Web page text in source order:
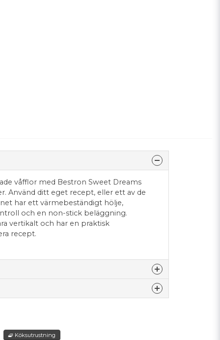
våfflor med Bestron Sweet Dreams
Använd ditt eget recept, eller ett av de
har ett värmebeständigt hölje,
och en non-stick beläggning.
vertikalt och har en praktisk
recept.
produkten...
våfflor.
🧇 Köksutrustning